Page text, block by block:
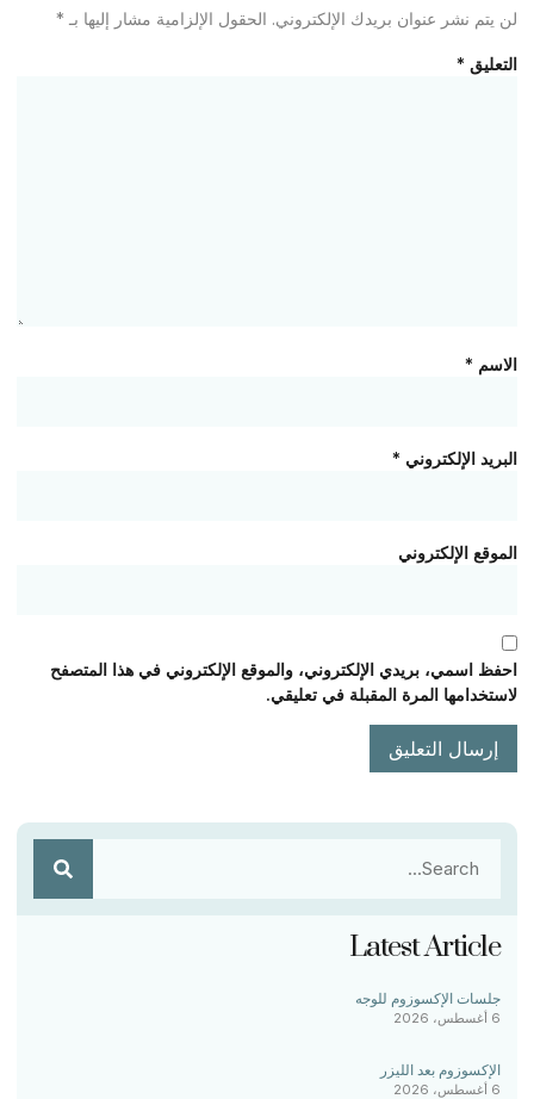
لن يتم نشر عنوان بريدك الإلكتروني. الحقول الإلزامية مشار إليها بـ *
التعليق *
الاسم *
البريد الإلكتروني *
الموقع الإلكتروني
احفظ اسمي، بريدي الإلكتروني، والموقع الإلكتروني في هذا المتصفح
لاستخدامها المرة المقبلة في تعليقي.
Latest Article
جلسات الإكسوزوم للوجه
6 أغسطس، 2026
الإكسوزوم بعد الليزر
6 أغسطس، 2026